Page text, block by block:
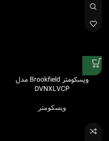
ویسکومتر Brookfield مدل
DVNXLVCP
ویسکومتر